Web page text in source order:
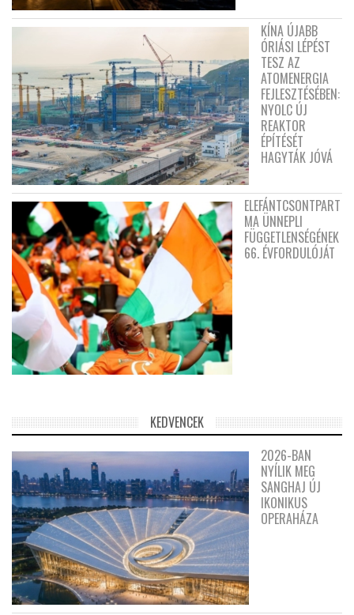
KÍNA ÚJABB
ÓRIÁSI LÉPÉST
TESZ AZ
ATOMENERGIA
FEJLESZTÉSÉBEN:
NYOLC ÚJ
REAKTOR
ÉPÍTÉSÉT
HAGYTÁK JÓVÁ
ELEFÁNTCSONTPART
MA ÜNNEPLI
FÜGGETLENSÉGÉNEK
66. ÉVFORDULÓJÁT
KEDVENCEK
2026-BAN
NYÍLIK MEG
SANGHAJ ÚJ
IKONIKUS
OPERAHÁZA